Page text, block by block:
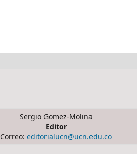
Sergio Gomez-Molina
Editor
Correo: editorialucn@ucn.edu.co